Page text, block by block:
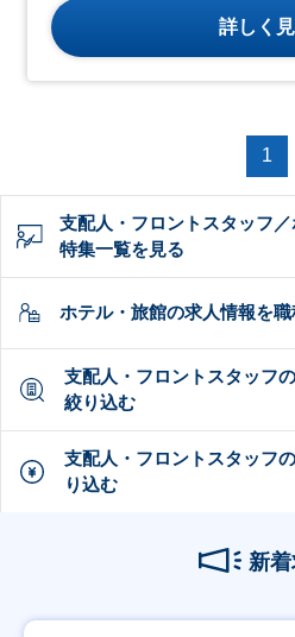
詳しく
1
支配人・フロントスタッフ
特集一覧を見る
ホテル・旅館の求人情報を
支配人・フロントスタッフ
絞り込む
支配人・フロントスタッフ
り込む
新